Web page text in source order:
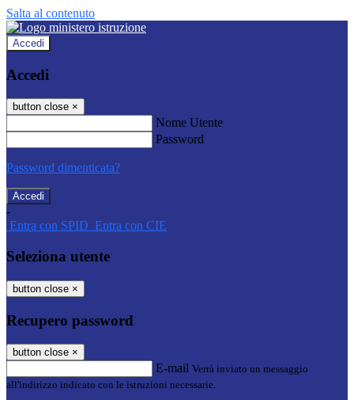
Salta al contenuto
Accedi
Accedi
button close ×
Nome Utente
Password
Password dimenticata?
-
Entra con SPID Entra con CIE
Seleziona utente
button close ×
Recupero password
button close ×
E-mail Verrà inviato un messaggio
all'indirizzo indicato con le istruzioni necessarie.